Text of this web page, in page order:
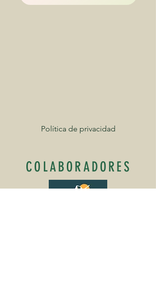
Política de privacidad
COLABORADORES